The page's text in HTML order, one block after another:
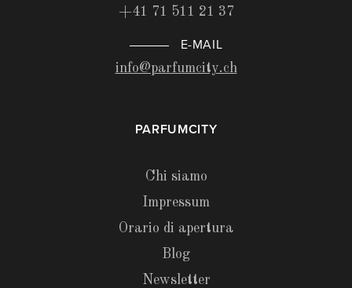
+41 71 511 21 37
E-MAIL
info@parfumcity.ch
PARFUMCITY
Chi siamo
Impressum
Orario di apertura
Blog
Newsletter